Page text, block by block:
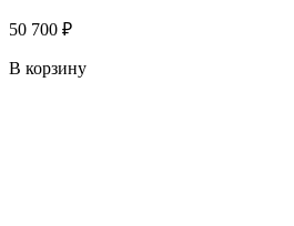
50 700 ₽
В корзину